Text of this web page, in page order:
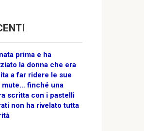
prima e ha
la donna che era
a far ridere le sue
mute… finché una
scritta con i pastelli
non ha rivelato tutta